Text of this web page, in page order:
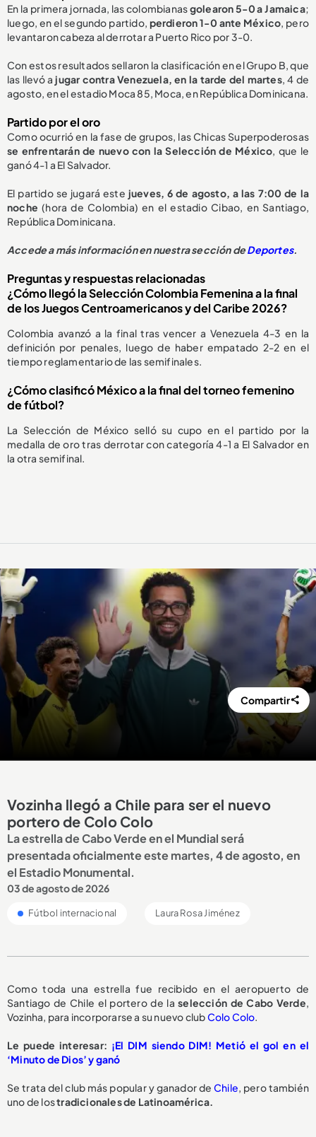
En la primera jornada, las colombianasgolearon 5-0 a Jamaica;
luego, en el segundo partido, perdieron 1-0 ante México, pero
levantaron cabeza al derrotar a Puerto Rico por 3-0.
Con estos resultados sellaron la clasificación en el Grupo B, que
las llevó ajugar contra Venezuela, en la tarde del martes, 4 de
agosto, en el estadio Moca 85, Moca, en República Dominicana.
Partido por el oro
Como ocurrió en la fase de grupos, las Chicas Superpoderosas
se enfrentarán de nuevo con la Selección de México, que le
ganó 4-1 a El Salvador.
El partido se jugará este jueves, 6 de agosto, a las 7:00 de la
noche (hora de Colombia) en el estadio Cibao, en Santiago,
República Dominicana.
Accede a más información en nuestra sección deDeportes.
Preguntas y respuestas relacionadas
¿Cómo llegó la Selección Colombia Femenina a la final
de los Juegos Centroamericanos y del Caribe 2026?
Colombia avanzó a la final tras vencer a Venezuela 4-3 en la
definición por penales, luego de haber empatado 2-2 en el
tiempo reglamentario de las semifinales.
¿Cómo clasificó México a la final del torneo femenino
de fútbol?
La Selección de México selló su cupo en el partido por la
medalla de oro tras derrotar con categoría 4-1 a El Salvador en
la otra semifinal.
Compartir
Vozinha llegó a Chile para ser el nuevo
portero de Colo Colo
La estrella de Cabo Verde en el Mundial será
presentada oficialmente este martes, 4 de agosto, en
el Estadio Monumental.
03 de agosto de 2026
Fútbol internacional Laura Rosa Jiménez
Como toda una estrella fue recibido en el aeropuerto de
Santiago de Chile el portero de laselección de Cabo Verde,
Vozinha, para incorporarse a su nuevo clubColo Colo.
Le puede interesar: ¡El DIM siendo DIM! Metió el gol en el
‘Minuto de Dios’ y ganó
Se trata del club más popular y ganador de Chile, pero también
uno de lostradicionales de Latinoamérica.